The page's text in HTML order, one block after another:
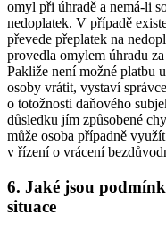
omyl při úhradě a nemá-li
nedoplatek. V případě
převede přeplatek na
provedla omylem úhradu
Pakliže není možné platbu
osoby vrátit, vystaví
o totožnosti daňového
důsledku jím způsobené
může osoba případně
v řízení o vrácení
6. Jaké jsou
situace